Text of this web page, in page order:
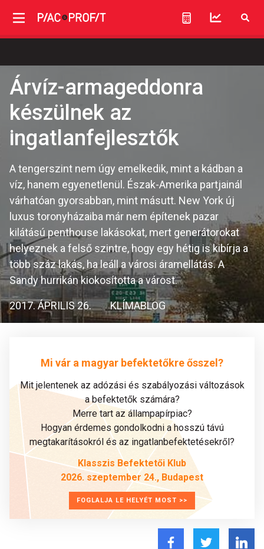
Árvíz-armageddonra
készülnek az
ingatlanfejlesztők
A tengerszint nem úgy emelkedik, mint a kádban a
víz, hanem egyenetlenül. Észak-Amerika partjainál
várhatóan gyorsabban, mint másutt. New York új
luxus toronyházaiba már nem építenek pazar
kilátású penthouse lakásokat, mert generátorokat
helyeznek a felső szintre, hogy egy hétig is kibírja a
több száz lakás, ha leáll a városi áramellátás. A
Sandy hurrikán kiokosította a várost.
2017. ÁPRILIS 26. KLÍMABLOG
Mi vár a magyar befektetőkre ősszel?
Mit jelentenek az adózási és szabályozási változások
a befektetők számára?
Merre tart az állampapírpiac?
Hogyan érdemes gondolkodni a hosszú távú
megtakarításokról és az ingatlanbefektetésekről?
Klasszis Befektetői Klub
2026. szeptember 24., Budapest
FOGLALJA LE HELYÉT MOST >>